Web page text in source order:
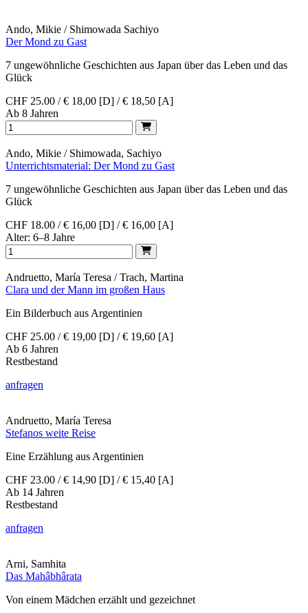
Ando, Mikie / Shimowada Sachiyo
Der Mond zu Gast
7 ungewöhnliche Geschichten aus Japan über das Leben und das
Glück
CHF 25.00 / € 18,00 [D] / € 18,50 [A]
Ab 8 Jahren
Ando, Mikie / Shimowada, Sachiyo
Unterrichtsmaterial: Der Mond zu Gast
7 ungewöhnliche Geschichten aus Japan über das Leben und das
Glück
CHF 18.00 / € 16,00 [D] / € 16,00 [A]
Alter: 6–8 Jahre
Andruetto, María Teresa / Trach, Martina
Clara und der Mann im großen Haus
Ein Bilderbuch aus Argentinien
CHF 25.00 / € 19,00 [D] / € 19,60 [A]
Ab 6 Jahren
Restbestand
anfragen
Andruetto, María Teresa
Stefanos weite Reise
Eine Erzählung aus Argentinien
CHF 23.00 / € 14,90 [D] / € 15,40 [A]
Ab 14 Jahren
Restbestand
anfragen
Arni, Samhita
Das Mahâbhârata
Von einem Mädchen erzählt und gezeichnet